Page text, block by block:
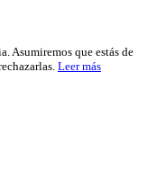
Asumiremos que estás de
Leer más